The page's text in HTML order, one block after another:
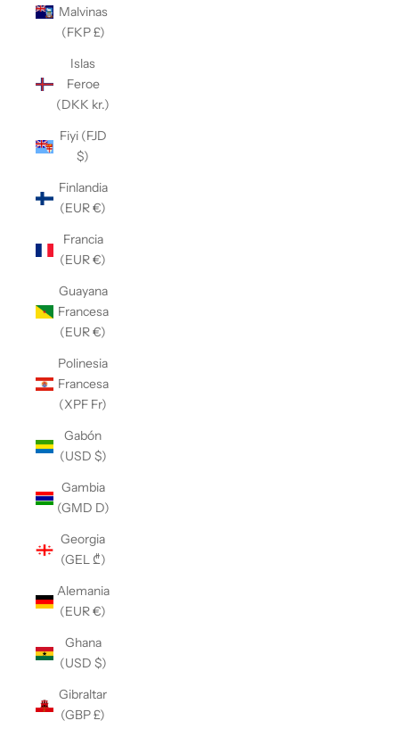
Malvinas
(FKP £)
Islas
Feroe
(DKK kr.)
Fiyi (FJD
$)
Finlandia
(EUR €)
Francia
(EUR €)
Guayana
Francesa
(EUR €)
Polinesia
Francesa
(XPF Fr)
Gabón
(USD $)
Gambia
(GMD D)
Georgia
(GEL ₾)
Alemania
(EUR €)
Ghana
(USD $)
Gibraltar
(GBP £)